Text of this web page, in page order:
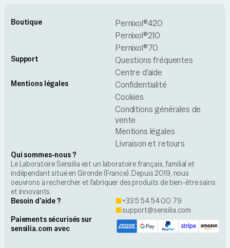
Boutique
Pernixol®420
Pernixol®210
Pernixol®70
Support
Questions fréquentes
Centre d'aide
Mentions légales
Confidentialité
Cookies
Conditions générales de
vente
Mentions légales
Livraison et retours
Qui sommes-nous ?
Le Laboratoire Sensilia est un laboratoire français, familial et
indépendant situé en Gironde (France). Depuis 2019, nous
oeuvrons à rechercher et fabriquer des produits de bien-être sains
et innovants.
Besoin d'aide ?
+33 5 54 54 00 79
support@sensilia.com
Paiements sécurisés sur
sensilia.com avec